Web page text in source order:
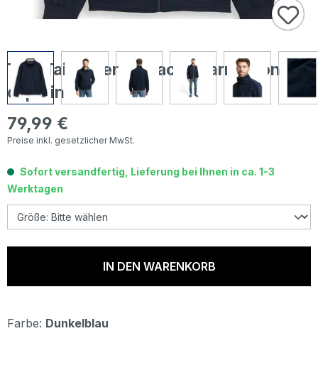
Tom Tailor Herren Jacke Harrington sky
captain blue
Regulärer Preis:
79,99 €
Preise inkl. gesetzlicher MwSt.
Sofort versandfertig, Lieferung bei Ihnen in ca. 1-3
Werktagen
IN DEN WARENKORB
Farbe: Dunkelblau